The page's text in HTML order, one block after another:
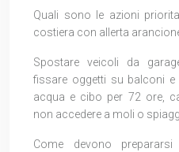
Quali sono le azioni
costiera con allerta
Spostare veicoli da
fissare oggetti su balconi e
acqua e cibo per 72 ore,
non accedere a moli o
Come devono